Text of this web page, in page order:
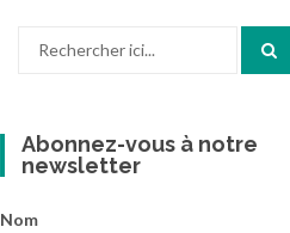
Abonnez-vous à notre
newsletter
Nom